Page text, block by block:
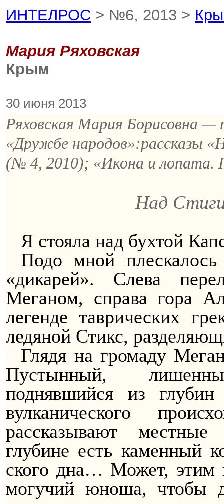
ИНТЕЛРОС > №6, 2013 >
Мария Ряховская
Крым
30 июня 2013
Ряховская Мария Борисовна —
«Дружбе народов»:рассказы
(№ 4, 2010); «Икона и лопата.
Над
Я стояла над бухтой
Подо мной
«дикарей». Слева
Меганом, справа гора
легенде таврических
ледяной Стикс,
Глядя на громаду
Пустынный,
поднявшийся из
вулканического
рассказывают
глубине есть каменный
ского дна… Может, этим
могучий юноша, чтобы